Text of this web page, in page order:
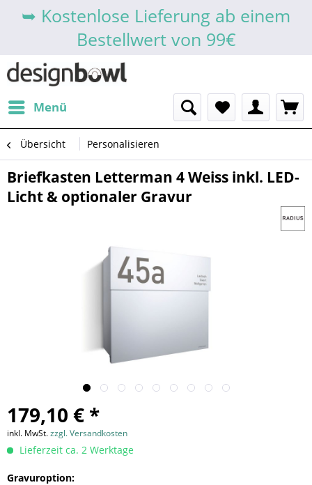
➥ Kostenlose Lieferung ab einem
Bestellwert von 99€
Menü
Übersicht Personalisieren
Briefkasten Letterman 4 Weiss inkl. LED-
Licht & optionaler Gravur
179,10 € *
inkl. MwSt.zzgl. Versandkosten
Lieferzeit ca. 2 Werktage
Gravuroption: